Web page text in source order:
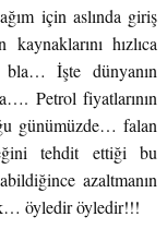
için aslında giriş
hızlıca
İşte dünyanın
Petrol fiyatlarının
günümüzde… falan
tehdit ettiği bu
azaltmanın
öyledir öyledir!!!